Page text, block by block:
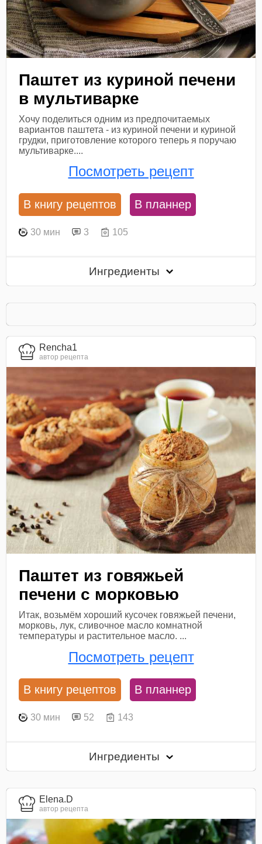
Паштет из куриной печени
в мультиварке
Хочу поделиться одним из предпочитаемых
вариантов паштета - из куриной печени и куриной
грудки, приготовление которого теперь я поручаю
мультиварке....
Посмотреть рецепт
В книгу рецептов В планнер
30 мин 3 105
Ингредиенты
Rencha1
автор рецепта
Паштет из говяжьей
печени с морковью
Итак, возьмём хороший кусочек говяжьей печени,
морковь, лук, сливочное масло комнатной
температуры и растительное масло. ...
Посмотреть рецепт
В книгу рецептов В планнер
30 мин 52 143
Ингредиенты
Elena.D
автор рецепта